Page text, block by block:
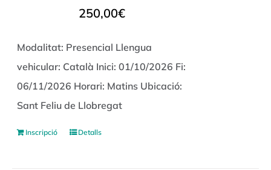
250,00€
Modalitat: Presencial Llengua
vehicular: Català Inici: 01/10/2026 Fi:
06/11/2026 Horari: Matins Ubicació:
Sant Feliu de Llobregat
Inscripció Detalls